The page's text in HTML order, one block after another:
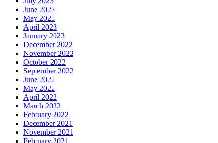
June 2023
May 2023
April 2023
January 2023
December 2022
November 2022
October 2022
September 2022
June 2022
May 2022
April 2022
March 2022
February 2022
December 2021
November 2021
February 2021